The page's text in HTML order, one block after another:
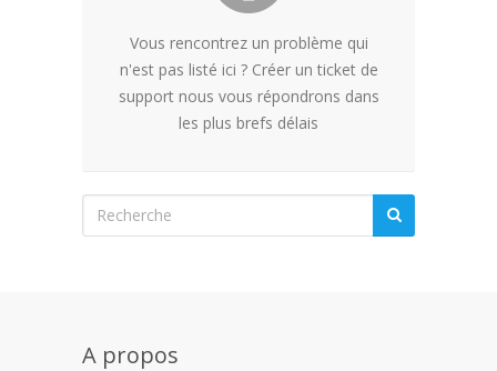
Vous rencontrez un problème qui
n'est pas listé ici ? Créer un ticket de
support nous vous répondrons dans
les plus brefs délais
A propos